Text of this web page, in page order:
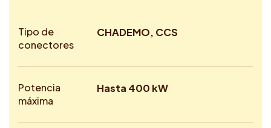
Tipo de
conectores
CHADEMO, CCS
Potencia
máxima
Hasta 400 kW